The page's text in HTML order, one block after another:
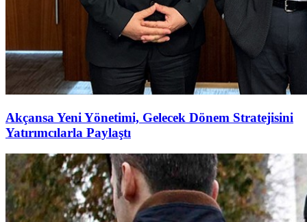
Akçansa Yeni Yönetimi, Gelecek Dönem Stratejisini
Yatırımcılarla Paylaştı